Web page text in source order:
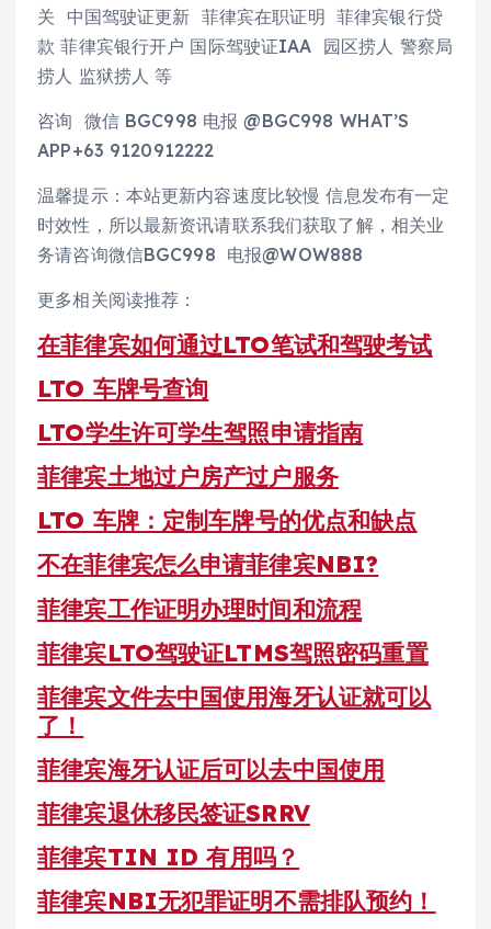
关 中国驾驶证更新 菲律宾在职证明 菲律宾银行贷
款 菲律宾银行开户 国际驾驶证IAA 园区捞人 警察局
捞人 监狱捞人 等
咨询 微信 BGC998 电报 @BGC998 WHAT’S
APP+63 9120912222
温馨提示：本站更新内容速度比较慢 信息发布有一定
时效性，所以最新资讯请联系我们获取了解，相关业
务请咨询微信BGC998 电报@WOW888
更多相关阅读推荐：
在菲律宾如何通过LTO笔试和驾驶考试
LTO 车牌号查询
LTO学生许可学生驾照申请指南
菲律宾土地过户房产过户服务
LTO 车牌：定制车牌号的优点和缺点
不在菲律宾怎么申请菲律宾NBI?
菲律宾工作证明办理时间和流程
菲律宾LTO驾驶证LTMS驾照密码重置
菲律宾文件去中国使用海牙认证就可以
了！
菲律宾海牙认证后可以去中国使用
菲律宾退休移民签证SRRV
菲律宾TIN ID 有用吗？
菲律宾NBI无犯罪证明不需排队预约！